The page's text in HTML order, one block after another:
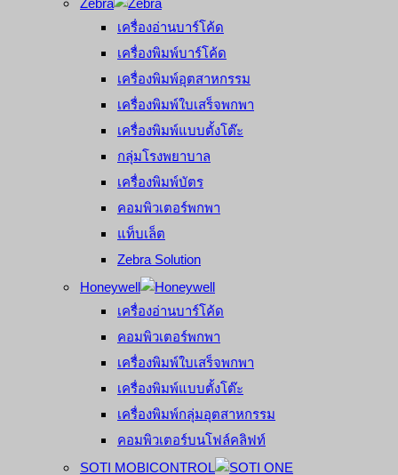
Zebra
เครื่องอ่านบาร์โค้ด
เครื่องพิมพ์บาร์โค้ด
เครื่องพิมพ์อุตสาหกรรม
เครื่องพิมพ์ใบเสร็จพกพา
เครื่องพิมพ์แบบตั้งโต๊ะ
กลุ่มโรงพยาบาล
เครื่องพิมพ์บัตร
คอมพิวเตอร์พกพา
แท็บเล็ต
Zebra Solution
Honeywell
เครื่องอ่านบาร์โค้ด
คอมพิวเตอร์พกพา
เครื่องพิมพ์ใบเสร็จพกพา
เครื่องพิมพ์แบบตั้งโต๊ะ
เครื่องพิมพ์กลุ่มอุตสาหกรรม
คอมพิวเตอร์บนโฟล์คลิฟท์
SOTI MOBICONTROL